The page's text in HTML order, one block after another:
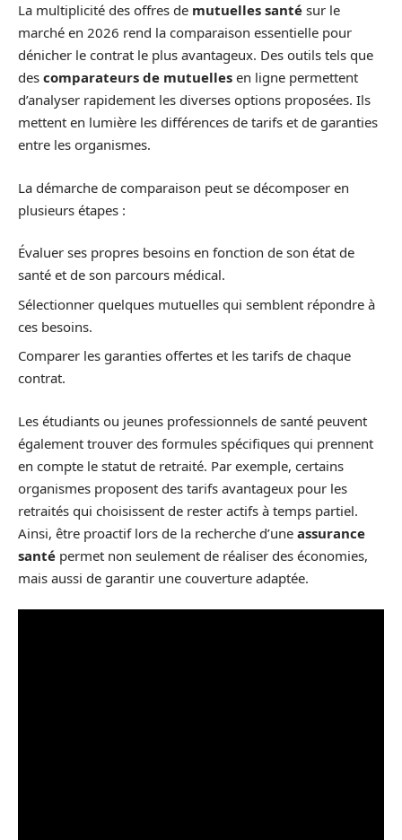
La multiplicité des offres de mutuelles santé sur le
marché en 2026 rend la comparaison essentielle pour
dénicher le contrat le plus avantageux. Des outils tels que
des comparateurs de mutuelles en ligne permettent
d’analyser rapidement les diverses options proposées. Ils
mettent en lumière les différences de tarifs et de garanties
entre les organismes.
La démarche de comparaison peut se décomposer en
plusieurs étapes :
Évaluer ses propres besoins en fonction de son état de
santé et de son parcours médical.
Sélectionner quelques mutuelles qui semblent répondre à
ces besoins.
Comparer les garanties offertes et les tarifs de chaque
contrat.
Les étudiants ou jeunes professionnels de santé peuvent
également trouver des formules spécifiques qui prennent
en compte le statut de retraité. Par exemple, certains
organismes proposent des tarifs avantageux pour les
retraités qui choisissent de rester actifs à temps partiel.
Ainsi, être proactif lors de la recherche d’une assurance
santé permet non seulement de réaliser des économies,
mais aussi de garantir une couverture adaptée.